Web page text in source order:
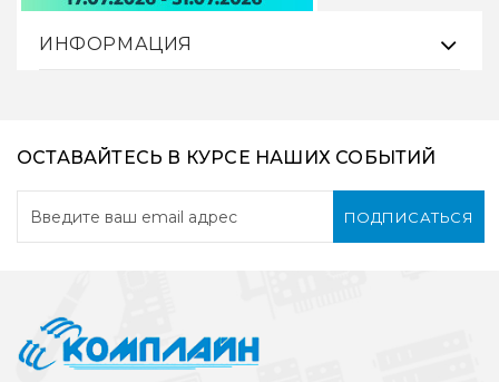
ИНФОРМАЦИЯ
ОСТАВАЙТЕСЬ В КУРСЕ НАШИХ СОБЫТИЙ
ПОДПИСАТЬСЯ